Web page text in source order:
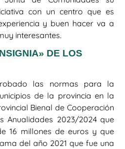
con un centro que es
y buen hacer va a
interesantes.
DE LOS
las normas para la
de la provincia en la
Bienal de Cooperación
Anualidades 2023/2024 que
16 millones de euros y que
del año 2021 que fue una